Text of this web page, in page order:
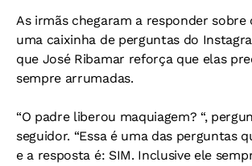
As irmãs chegaram a responder sobre
uma caixinha de perguntas do
que José Ribamar reforça que elas
sempre arrumadas.
“O padre liberou maquiagem? “,
seguidor. “Essa é uma das perguntas
e a resposta é: SIM. Inclusive ele